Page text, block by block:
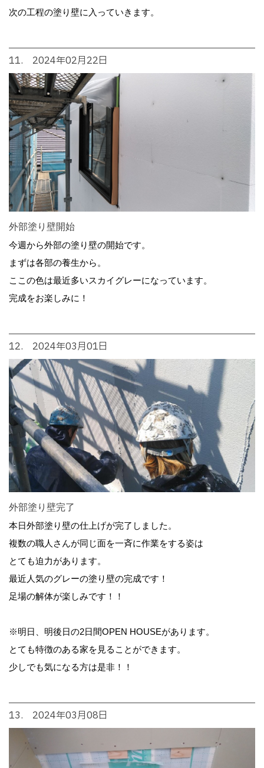
次の工程の塗り壁に入っていきます。
11. 2024年02月22日
外部塗り壁開始
今週から外部の塗り壁の開始です。
まずは各部の養生から。
ここの色は最近多いスカイグレーになっています。
完成をお楽しみに！
12. 2024年03月01日
外部塗り壁完了
本日外部塗り壁の仕上げが完了しました。
複数の職人さんが同じ面を一斉に作業をする姿は
とても迫力があります。
最近人気のグレーの塗り壁の完成です！
足場の解体が楽しみです！！
※明日、明後日の2日間OPEN HOUSEがあります。
とても特徴のある家を見ることができます。
少しでも気になる方は是非！！
13. 2024年03月08日